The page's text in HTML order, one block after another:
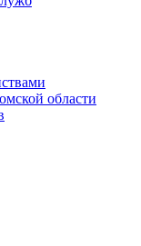
области